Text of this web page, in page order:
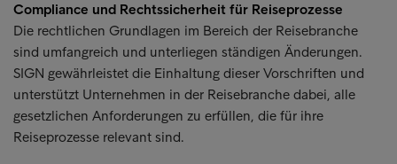
Compliance und Rechtssicherheit für Reiseprozesse
Die rechtlichen Grundlagen im Bereich der Reisebranche
sind umfangreich und unterliegen ständigen Änderungen.
SIGN gewährleistet die Einhaltung dieser Vorschriften und
unterstützt Unternehmen in der Reisebranche dabei, alle
gesetzlichen Anforderungen zu erfüllen, die für ihre
Reiseprozesse relevant sind.